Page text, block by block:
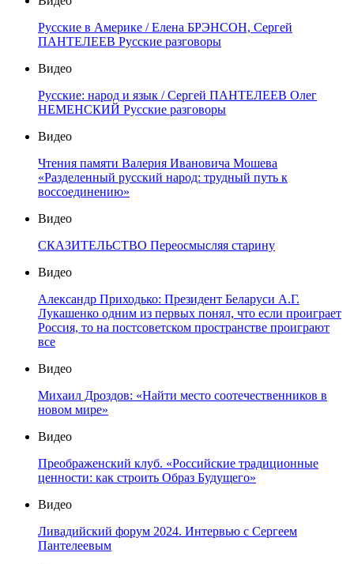
Русские в Америке / Елена БРЭНСОН, Сергей
ПАНТЕЛЕЕВ Русские разговоры
Видео
Русские: народ и язык / Сергей ПАНТЕЛЕЕВ Олег
НЕМЕНСКИЙ Русские разговоры
Видео
Чтения памяти Валерия Ивановича Мошева
«Разделенный русский народ: трудный путь к
воссоединению»
Видео
СКАЗИТЕЛЬСТВО Переосмысляя старину
Видео
Александр Приходько: Президент Беларуси А.Г.
Лукашенко одним из первых понял, что если проиграет
Россия, то на постсоветском пространстве проиграют
все
Видео
Михаил Дроздов: «Найти место соотечественников в
новом мире»
Видео
Преображенский клуб. «Российские традиционные
ценности: как строить Образ Будущего»
Видео
Ливадийский форум 2024. Интервью с Сергеем
Пантелеевым